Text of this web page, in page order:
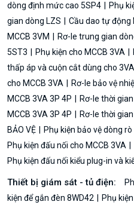
dòng định mức cao 5SP4
Phụ
gian dòng LZS
Cầu dao tự động
MCCB 3VM
Rơ-le trung gian
5ST3
Phụ kiện cho MCCB 3VA
thấp áp và cuộn cắt dùng cho 3VA
cho MCCB 3VA
Rơ-le bảo vệ
MCCB 3VA 3P 4P
Rơ-le thời
MCCB 3VA 3P 4P
Rơ-le thời
BẢO VỆ
Phụ kiện bảo vệ dòng rò
Phụ kiện đấu nối cho MCCB 3VA
Phụ kiện đấu nối kiểu plug-in và
Thiết bị giám sát - tủ điện:
kiện để gắn đèn 8WD42
Phụ